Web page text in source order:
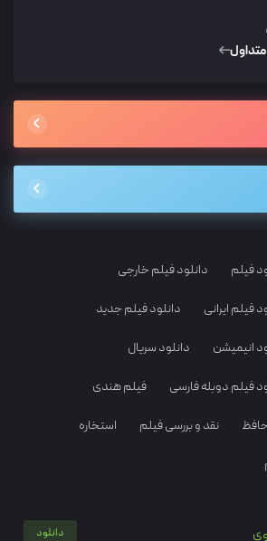
فیلم دانلود فیلم خارجی
فیلم ایرانی دانلود فیلم جدید
انیمیشن دانلود سریال
فیلم دوبله فارسی فیلم هندی
نقد و بررسی فیلم استخاره
دانلود